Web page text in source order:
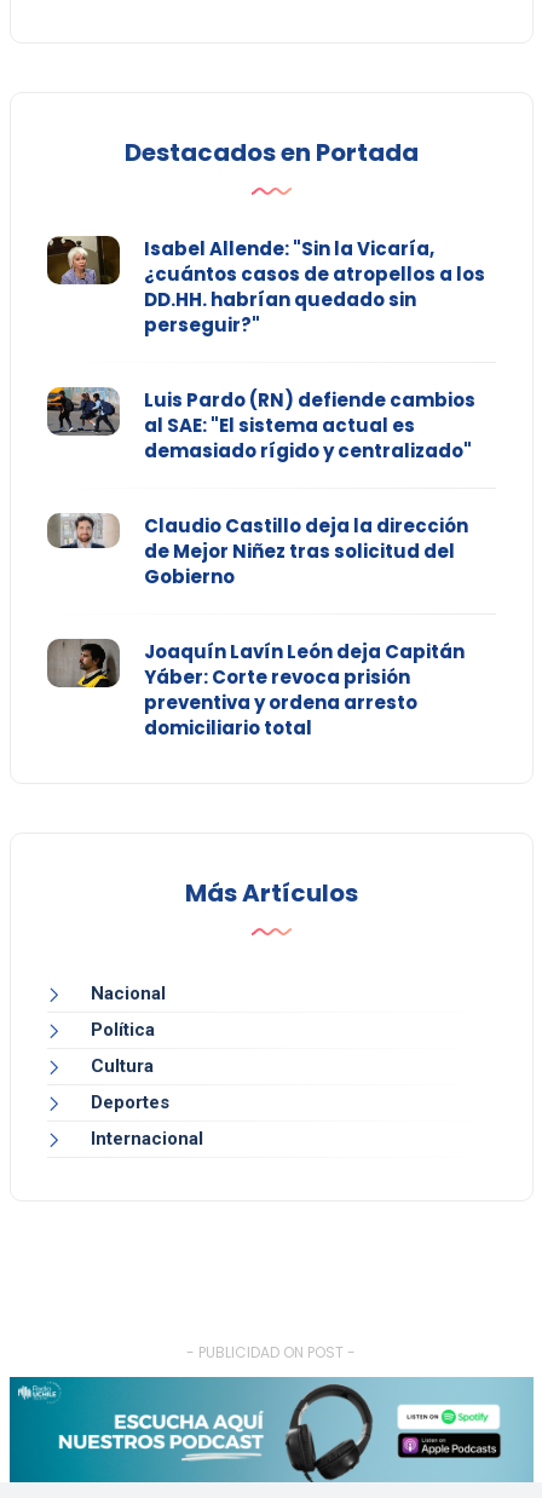
Destacados en Portada
Isabel Allende: "Sin la Vicaría,
¿cuántos casos de atropellos a los
DD.HH. habrían quedado sin
perseguir?"
Luis Pardo (RN) defiende cambios
al SAE: "El sistema actual es
demasiado rígido y centralizado"
Claudio Castillo deja la dirección
de Mejor Niñez tras solicitud del
Gobierno
Joaquín Lavín León deja Capitán
Yáber: Corte revoca prisión
preventiva y ordena arresto
domiciliario total
Más Artículos
Nacional
Política
Cultura
Deportes
Internacional
- PUBLICIDAD ON POST -